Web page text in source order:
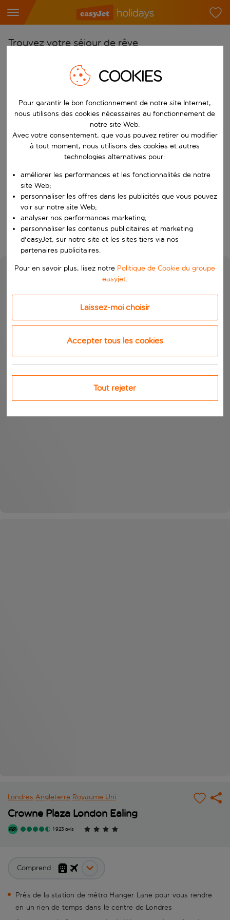
Trouvez votre séjour de rêve
Choisissez votre aéroport
Commencez à taper pour la saisie automatique. Lorsque les
Choisissez votre destination
Vers
Choisissez vos dates
Quand
Qui
Rechercher
Londres Angleterre Royaume Uni
Crowne Plaza London Ealing
1 923 avis
Comprend :
Près de la station de métro Hanger Lane pour vous rendre
en un rien de temps dans le centre de Londres
COOKIES
Pour garantir le bon fonctionnement de notre site Internet,
nous utilisons des cookies nécessaires au fonctionnement de
notre site Web.
Avec votre consentement, que vous pouvez retirer ou modifier
à tout moment, nous utilisons des cookies et autres
technologies alternatives pour:
améliorer les performances et les fonctionnalités de notre
site Web;
personnaliser les offres dans les publicités que vous pouvez
voir sur notre site Web;
analyser nos performances marketing;
personnaliser les contenus publicitaires et marketing
d'easyJet, sur notre site et les sites tiers via nos
partenaires publicitaires.
Pour en savoir plus, lisez notre Politique de Cookie du groupe
easyjet.
Laissez-moi choisir
Accepter tous les cookies
Tout rejeter